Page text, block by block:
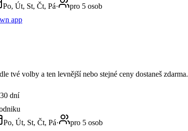
Po, Út, St, Čt, Pá·
pro 5 osob
app
tvé volby a ten levnější nebo stejné ceny dostaneš zdarma.
dní
Po, Út, St, Čt, Pá·
pro 5 osob